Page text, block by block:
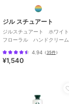
ジル スチュアート
ジルスチュアート ホワイト
フローラル ハンドクリーム
4.94 （35件）
¥1,540